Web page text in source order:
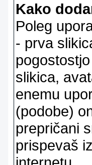
Kako
Poleg
- prva
slikica,
enemu
(podobe)
prepričani
prispevaš